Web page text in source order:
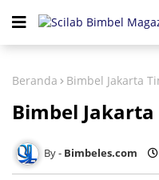
Beranda Bimbel Jakarta
Bimbel
Bimbeles.com